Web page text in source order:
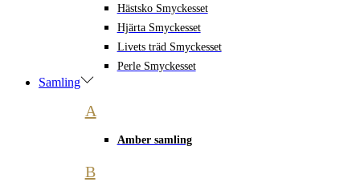
Hästsko Smyckesset
Hjärta Smyckesset
Livets träd Smyckesset
Perle Smyckesset
Samling
A
Amber samling
B